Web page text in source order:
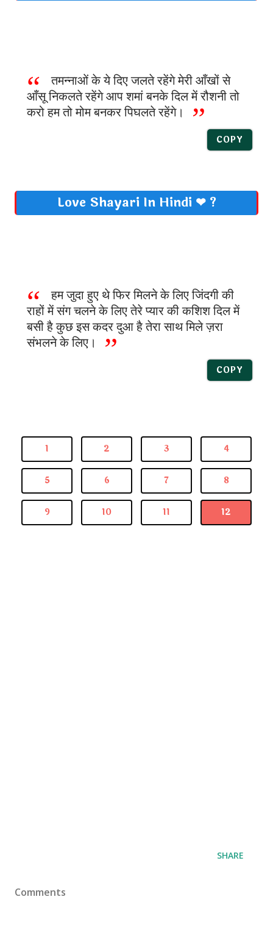
तमन्नाओं के ये दिए जलते रहेंगे मेरी आँखों से
आँसू निकलते रहेंगे आप शमां बनके दिल में रौशनी तो
करो हम तो मोम बनकर पिघलते रहेंगे।
COPY
Love Shayari In Hindi ❤ ?
हम जुदा हुए थे फिर मिलने के लिए जिंदगी की
राहों में संग चलने के लिए तेरे प्यार की कशिश दिल में
बसी है कुछ इस कदर दुआ है तेरा साथ मिले ज़रा
संभलने के लिए।
COPY
1 2 3 4
5 6 7 8
9 10 11 12
SHARE
Comments